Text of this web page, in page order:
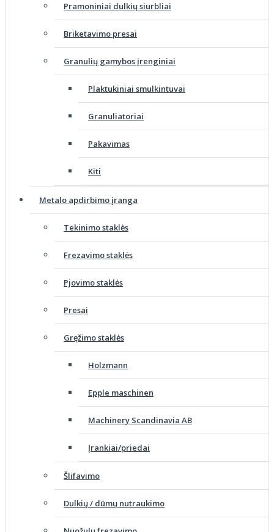
Pramoniniai dulkių siurbliai
Briketavimo presai
Granulių gamybos įrenginiai
Plaktukiniai smulkintuvai
Granuliatoriai
Pakavimas
Kiti
Metalo apdirbimo įranga
Tekinimo staklės
Frezavimo staklės
Pjovimo staklės
Presai
Gręžimo staklės
Holzmann
Epple maschinen
Machinery Scandinavia AB
Įrankiai/priedai
Šlifavimo
Dulkių / dūmų nutraukimo